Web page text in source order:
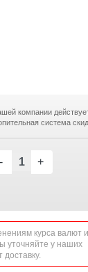
компании
система
- +
курса валют и
уточняйте у наших